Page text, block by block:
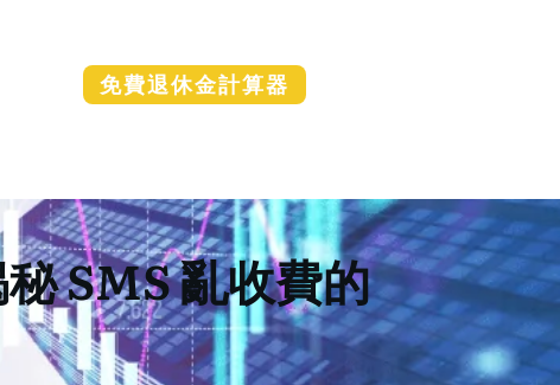
免費退休金計算器
SMS 亂收費的